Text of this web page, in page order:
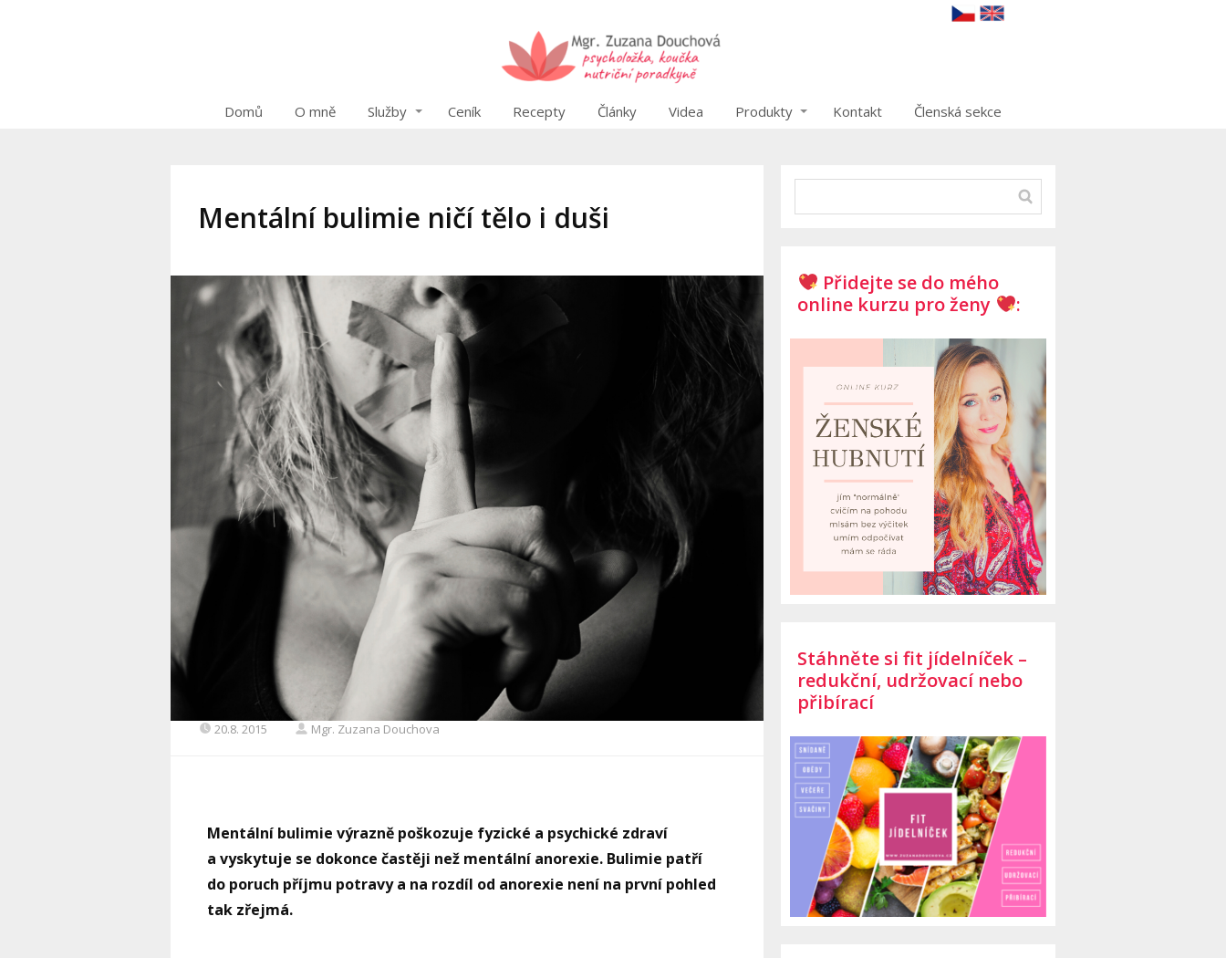
Domů O mně Služby Ceník Recepty Články Videa Produkty Kontakt Členská sekce
Mentální bulimie ničí tělo i duši
20.8. 2015 Mgr. Zuzana Douchova
Mentální bulimie výrazně poškozuje fyzické a psychické zdraví
a vyskytuje se dokonce častěji než mentální anorexie. Bulimie patří
do poruch příjmu potravy a na rozdíl od anorexie není na první pohled
tak zřejmá.
Přidejte se do mého
online kurzu pro ženy
:
Stáhněte si fit jídelníček –
redukční, udržovací nebo
přibírací